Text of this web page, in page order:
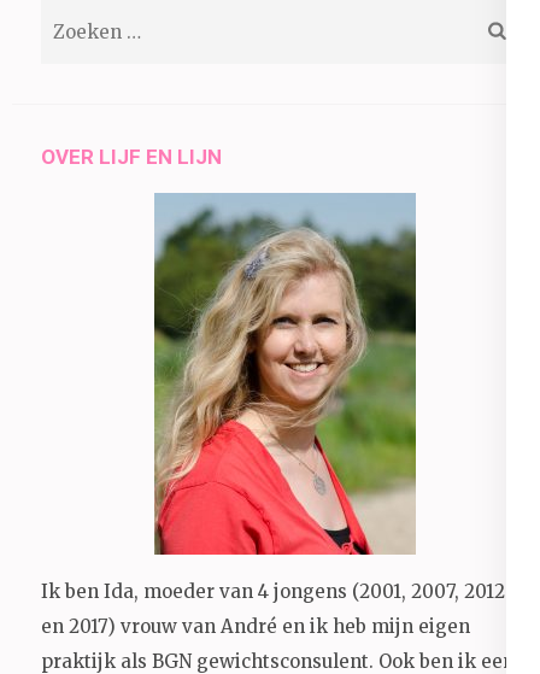
OVER LIJF EN LIJN
Ik ben Ida, moeder van 4 jongens (2001, 2007, 2012
en 2017) vrouw van André en ik heb mijn eigen
praktijk als BGN gewichtsconsulent. Ook ben ik een